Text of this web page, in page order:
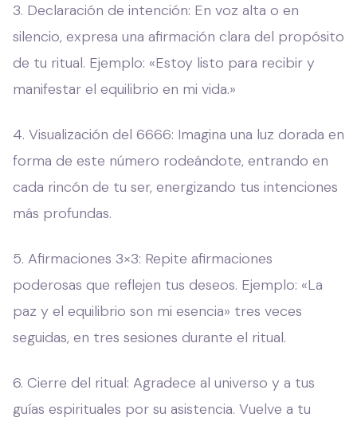
3. Declaración de intención: En voz alta o en
silencio, expresa una afirmación clara del propósito
de tu ritual. Ejemplo: «Estoy listo para recibir y
manifestar el equilibrio en mi vida.»
4. Visualización del 6666: Imagina una luz dorada en
forma de este número rodeándote, entrando en
cada rincón de tu ser, energizando tus intenciones
más profundas.
5. Afirmaciones 3×3: Repite afirmaciones
poderosas que reflejen tus deseos. Ejemplo: «La
paz y el equilibrio son mi esencia» tres veces
seguidas, en tres sesiones durante el ritual.
6. Cierre del ritual: Agradece al universo y a tus
guías espirituales por su asistencia. Vuelve a tu